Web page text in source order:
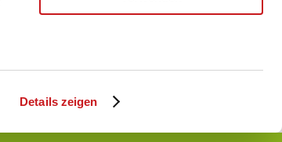
Details zeigen